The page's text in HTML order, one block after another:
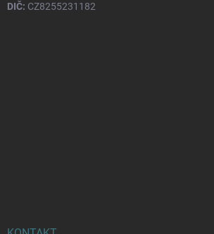
DIČ: CZ8255231182